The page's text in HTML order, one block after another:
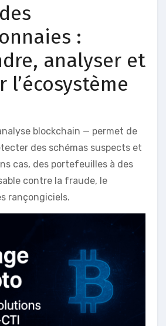
:
analyser et
l’écosystème
blockchain — permet de
des schémas suspects et
cas, des portefeuilles à des
contre la fraude, le
rançongiciels.